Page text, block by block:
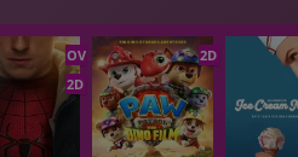
OV
2D
2D